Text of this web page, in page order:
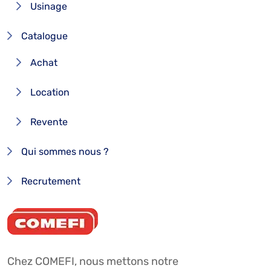
Usinage
Catalogue
Achat
Location
Revente
Qui sommes nous ?
Recrutement
Chez COMEFI, nous mettons notre